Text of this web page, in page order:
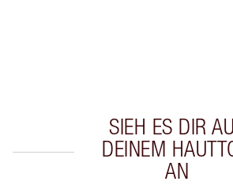
SIEH ES DIR
DEINEM
AN